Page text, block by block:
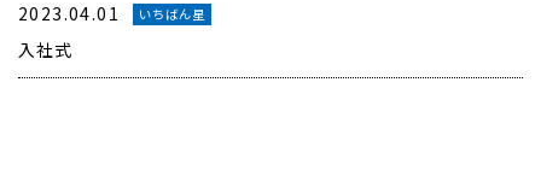
2023.04.01 いちばん星
入社式